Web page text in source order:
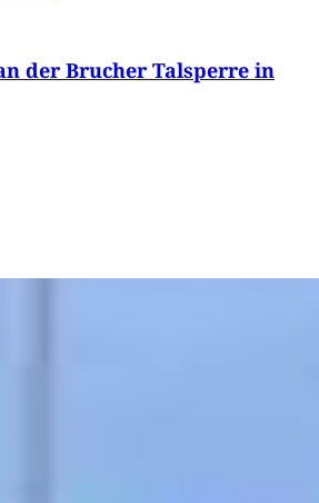
der Brucher Talsperre in